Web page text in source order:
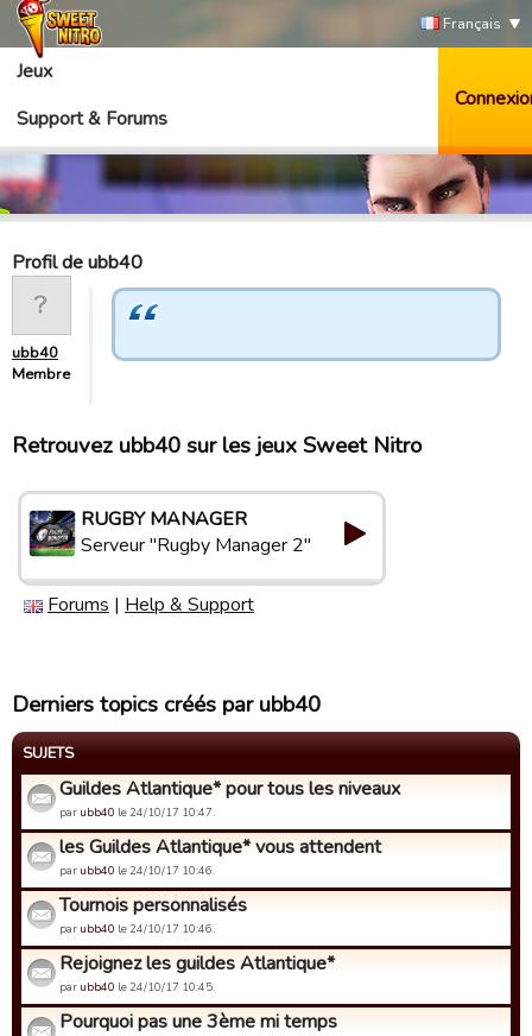
Français
Jeux
Support & Forums
Profil de ubb40
ubb40
Membre
Retrouvez ubb40 sur les jeux Sweet Nitro
RUGBY MANAGER
Serveur "Rugby Manager 2"
Forums | Help & Support
Derniers topics créés par ubb40
SUJETS
Guildes Atlantique* pour tous les niveaux
par ubb40 le 24/10/17 10:47.
les Guildes Atlantique* vous attendent
par ubb40 le 24/10/17 10:46.
Tournois personnalisés
par ubb40 le 24/10/17 10:46.
Rejoignez les guildes Atlantique*
par ubb40 le 24/10/17 10:45.
Pourquoi pas une 3ème mi temps